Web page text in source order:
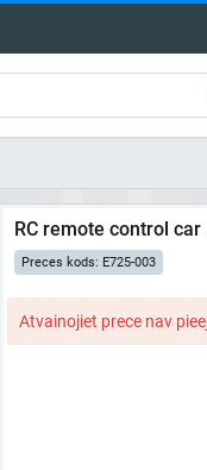
RC remote control
Preces kods: E725-003
Atvainojiet prece nav